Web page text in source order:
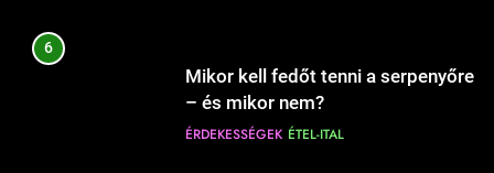
11
Hogyan védjük meg otthonunkat
az ágyi poloskáktól?
6
Mikor kell fedőt tenni a serpenyőre
– és mikor nem?
ÉRDEKESSÉGEK ÉTEL-ITAL
Mit jelent a magas vérnyomás?
EGÉSZSÉG ÉRDEKESSÉGEK